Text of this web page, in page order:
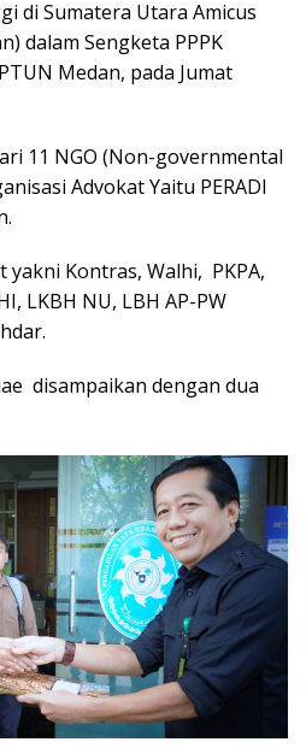
di Sumatera Utara Amicus
dalam Sengketa PPPK
Medan, pada Jumat
11 NGO (Non-governmental
Advokat Yaitu PERADI
yakni Kontras, Walhi, PKPA,
LKBH NU, LBH AP-PW
disampaikan dengan dua